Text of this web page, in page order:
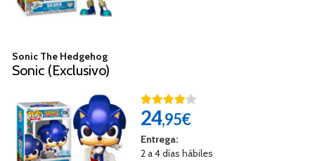
Sonic The Hedgehog
Sonic (Exclusivo)
24,95€
Entrega:
2 a 4 días hábiles